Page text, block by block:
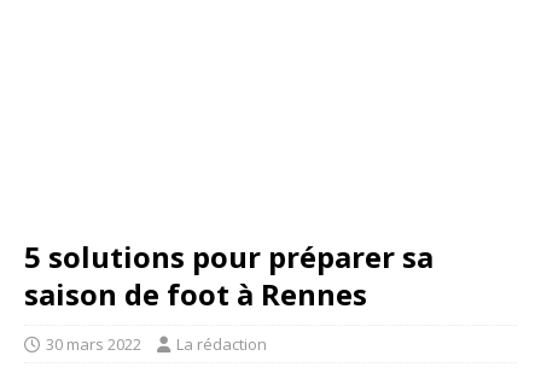
5 solutions pour préparer sa
saison de foot à Rennes
30 mars 2022 La rédaction